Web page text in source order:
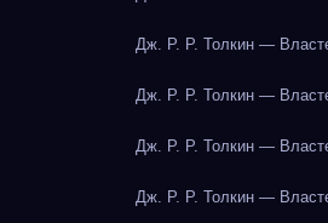
Дж. Р. Р. Толкин —
Дж. Р. Р. Толкин —
Дж. Р. Р. Толкин —
Дж. Р. Р. Толкин —